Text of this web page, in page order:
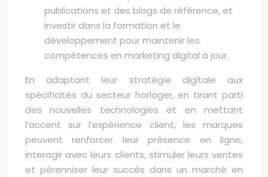
publications et des blogs de référence, et
investir dans la formation et le
développement pour maintenir les
compétences en marketing digital à jour.
En adaptant leur stratégie digitale aux
spécificités du secteur horloger, en tirant parti
des nouvelles technologies et en mettant
l’accent sur l’expérience client, les marques
peuvent renforcer leur présence en ligne,
interagir avec leurs clients, stimuler leurs ventes
et pérenniser leur succès dans un marché en